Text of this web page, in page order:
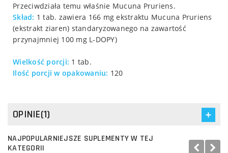
Przeciwdziała temu właśnie Mucuna Pruriens.
Skład: 1 tab. zawiera 166 mg ekstraktu Mucuna Pruriens
(ekstrakt ziaren) standaryzowanego na zawartość
przynajmniej 100 mg L-DOPY)
Wielkość porcji: 1 tab.
Ilość porcji w opakowaniu: 120
OPINIE(1)
NAJPOPULARNIEJSZE SUPLEMENTY W TEJ
KATEGORII